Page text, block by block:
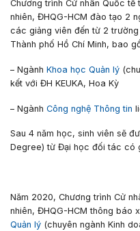
Chương trình Cử nhân Quốc
nhiên, ĐHQG-HCM đào tạo 2
các giảng viên đến từ 2
Thành phố Hồ Chí Minh, bao
– Ngành Khoa học Quản lý
kết với ĐH KEUKA, Hoa Kỳ
– Ngành Công nghệ Thông tin
Sau 4 năm học, sinh viên sẽ
Degree) từ Đại học đối tác có
Năm 2020, Chương trình Cử
nhiên, ĐHQG-HCM thông báo
Quản lý (chuyên ngành Kinh